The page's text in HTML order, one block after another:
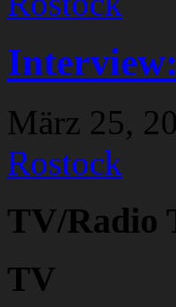
März 25,
Rostock
TV/Radio
TV